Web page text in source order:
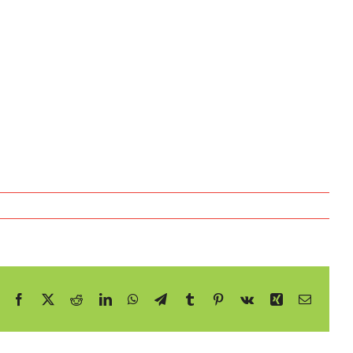
Facebook RedditLinkedInWhatsApp
TelegramTumblr Pinterest
Vk XingE-